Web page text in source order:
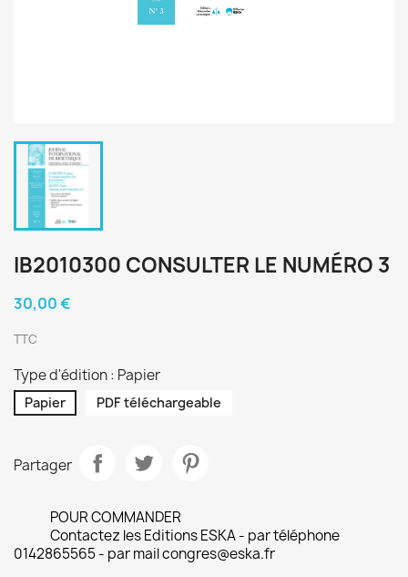
IB2010300 CONSULTER LE NUMÉRO 3
30,00 €
TTC
Type d'édition : Papier
Papier PDF téléchargeable
Partager
POUR COMMANDER
Contactez les Editions ESKA - par téléphone
0142865565 - par mail congres@eska.fr